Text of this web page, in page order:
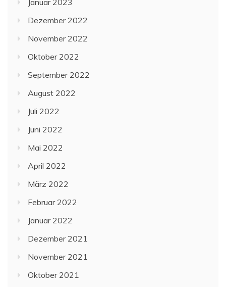
Dezember 2022
November 2022
Oktober 2022
September 2022
August 2022
Juli 2022
Juni 2022
Mai 2022
April 2022
März 2022
Februar 2022
Januar 2022
Dezember 2021
November 2021
Oktober 2021